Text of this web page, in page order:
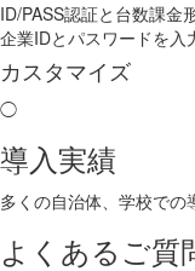
ID/PASS認証と台数課
企業IDとパスワードを入
カスタマイズ
◯
導入実績
多くの自治体、学校での
よくあるご質